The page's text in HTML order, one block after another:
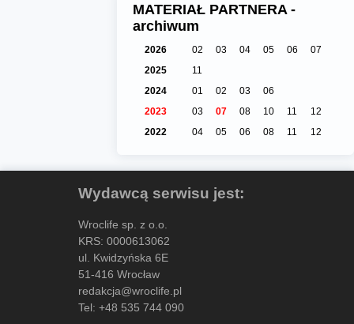
MATERIAŁ PARTNERA -
archiwum
2026 02 03 04 05 06
07
2025
11
2024
01 02 03
06
2023
03 07 08 10 11
12
2022
04 05 06 08 11 12
Wydawcą serwisu jest:
Wroclife sp. z o.o.
KRS: 0000613062
ul. Kwidzyńska 6E
51-416 Wrocław
redakcja@wroclife.pl
Tel: +48 535 744 090